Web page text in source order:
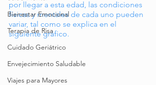
Bienestar Emocional
Terapia de Risa
Cuidado Geriátrico
Envejecimiento Saludable
Viajes para Mayores
por llegar a esta edad, las condiciones
físicas y mentales de cada uno pueden
variar, tal como se explica en el
siguiente gráfico.